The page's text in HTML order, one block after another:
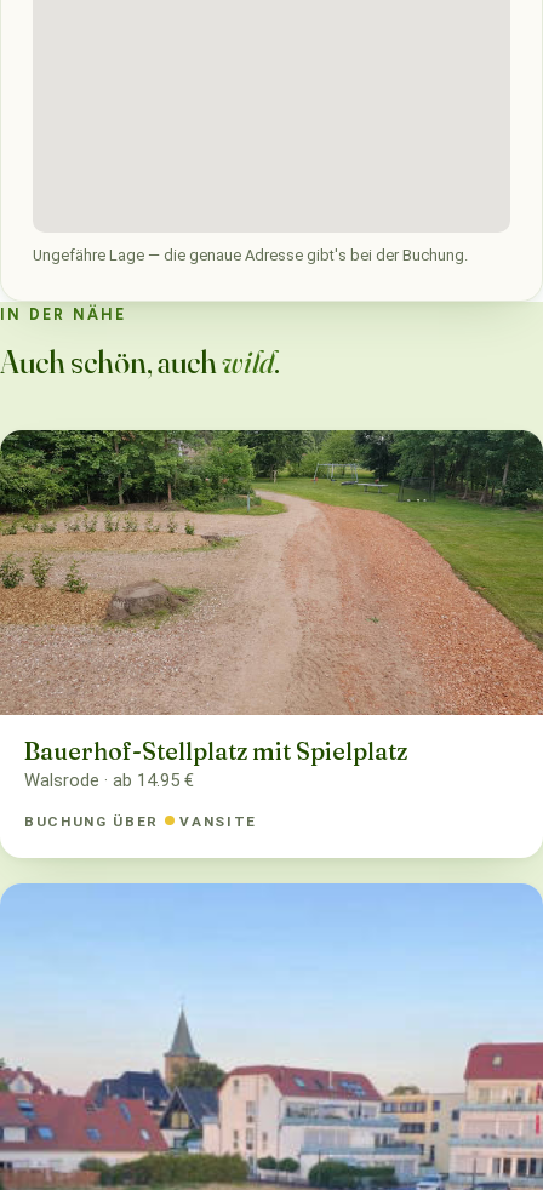
Ungefähre Lage — die genaue Adresse gibt's bei der Buchung.
IN DER NÄHE
Auch schön, auchwild.
Bauerhof-Stellplatz mit Spielplatz
Walsrode · ab 14.95 €
BUCHUNG ÜBER VANSITE